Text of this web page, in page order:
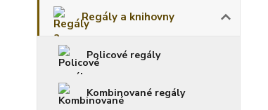
Regály a knihovny
Policové regály
Kombinované regály